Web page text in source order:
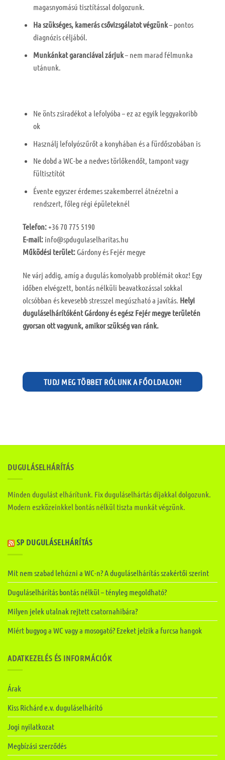
magasnyomású tisztítással dolgozunk.
Ha szükséges, kamerás csővizsgálatot végzünk– pontos
diagnózis céljából.
Munkánkat garanciával zárjuk– nem marad félmunka
utánunk.
Ne önts zsiradékot a lefolyóba – ez az egyik leggyakoribb
ok
Használj lefolyószűrőt a konyhában és a fürdőszobában is
Ne dobd a WC-be a nedves törlőkendőt, tampont vagy
fültisztítót
Évente egyszer érdemes szakemberrel átnézetni a
rendszert, főleg régi épületeknél
Telefon:+36 70 775 5190
E-mail: info@spdugulaselharitas.hu
Működési terület: Gárdony és Fejér megye
Ne várj addig, amíg a dugulás komolyabb problémát okoz! Egy
időben elvégzett, bontás nélküli beavatkozással sokkal
olcsóbban és kevesebb stresszel megúszható a javítás. Helyi
duguláselhárítóként Gárdony és egész Fejér megye területén
gyorsan ott vagyunk, amikor szükség van ránk.
TUDJ MEG TÖBBET RÓLUNK A FŐOLDALON!
DUGULÁSELHÁRÍTÁS
Minden dugulást elhárítunk. Fix duguláselhártás díjakkal dolgozunk.
Modern eszközeinkkel bontás nélkül tiszta munkát végzünk.
SP DUGULÁSELHÁRÍTÁS
Mit nem szabad lehúzni a WC-n? A duguláselhárítás szakértői szerint
Duguláselhárítás bontás nélkül – tényleg megoldható?
Milyen jelek utalnak rejtett csatornahibára?
Miért bugyog a WC vagy a mosogató? Ezeket jelzik a furcsa hangok
ADATKEZELÉS ÉS INFORMÁCIÓK
Árak
Kiss Richárd e.v. duguláselhárító
Jogi nyilatkozat
Megbízási szerződés